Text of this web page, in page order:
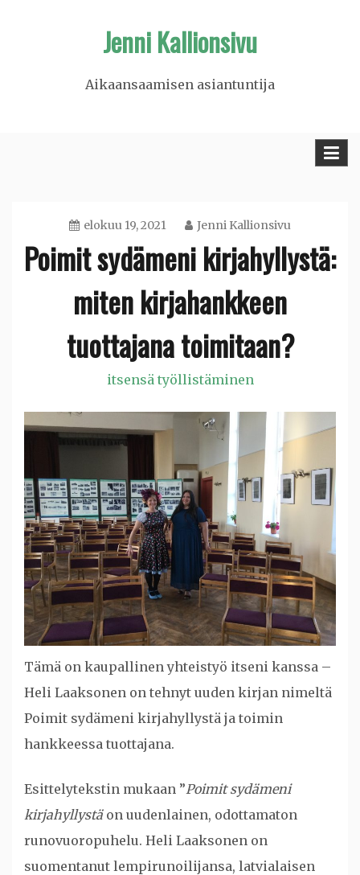
Jenni Kallionsivu
Aikaansaamisen asiantuntija
elokuu 19, 2021 Jenni Kallionsivu
Poimit sydämeni kirjahyllystä:
miten kirjahankkeen
tuottajana toimitaan?
itsensä työllistäminen
Tämä on kaupallinen yhteistyö itseni kanssa –
Heli Laaksonen on tehnyt uuden kirjan nimeltä
Poimit sydämeni kirjahyllystä ja toimin
hankkeessa tuottajana.
Esittelytekstin mukaan ”Poimit sydämeni
kirjahyllystäon uudenlainen, odottamaton
runovuoropuhelu. Heli Laaksonen on
suomentanut lempirunoilijansa, latvialaisen